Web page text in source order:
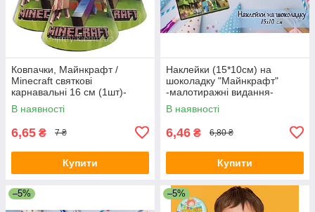
Ковпачки, Майнкрафт /
Minecraft святкові
карнавальні 16 см (1шт)-
В наявності
6,65 ₴ 7 ₴
Купити
Наклейки (15*10см) на
шоколадку "Майнкрафт"
-малотиражні видання-
В наявності
6,46 ₴ 6,80 ₴
Купити
–5% –5%